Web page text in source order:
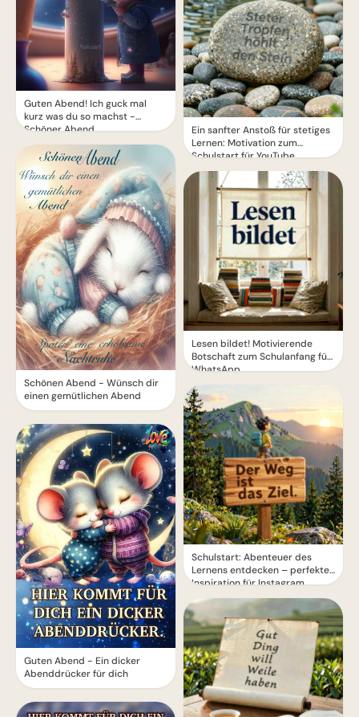
Guten Abend! Ich guck mal
kurz was du so machst -
Schöner Abend
Schönen Abend - Wünsch dir
einen gemütlichen Abend
Guten Abend - Ein dicker
Abenddrücker für dich
Ein sanfter Anstoß für stetiges
Lernen: Motivation zum
Schulstart für YouTube.
Lesen bildet! Motivierende
Botschaft zum Schulanfang für
WhatsApp
Schulstart: Abenteuer des
Lernens entdecken – perfekte
Inspiration für Instagram